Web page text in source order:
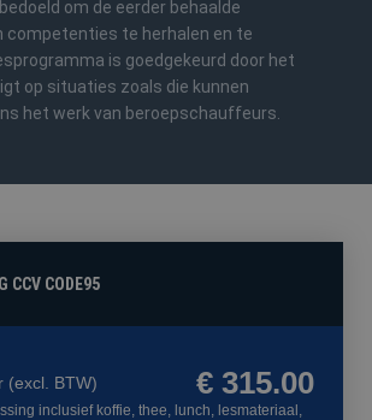
SOCIALE
REACHTRUCK
om de eerder behaalde
competenties te herhalen en te
is goedgekeurd door het
op situaties zoals die kunnen
het werk van beroepschauffeurs.
CCV CODE95
(excl. BTW) € 315.00
inclusief koffie, thee, lunch, lesmateriaal,